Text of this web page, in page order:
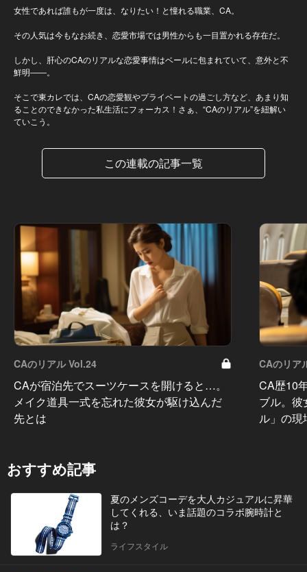
女性であれば誰もが一度は、なりたい！と憧れる職業、CA。
その人気は今もなお続き、恋愛市場では男性からも一目置かれる存在だ。
しかし、肝心のCAのリアルな恋愛事情はベールに包まれていて、意外と不
鮮明――。
そこで東カレでは、CAの恋愛観やプライベートの過ごし方など、あまり知
ることのできなかった私生活にフォーカス！さぁ、“CAのリアル”を紐解い
ていこう。
この連載の記事一覧
CAのリアル Vol.24
CAが宿泊先でスーツケースを開けると…。
メイク道具一式を忘れた彼女が駆け込んだ
先とは
CAのリア
CA歴10
ブル。
ル」の現
おすすめ記事
夏のメンズコーデを大人カジュアルに昇華
してくれる、いま話題のコラボ腕時計と
は？
ライフスタイル